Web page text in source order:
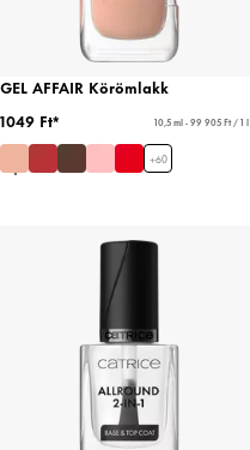
GEL AFFAIR Körömlakk
1049 Ft*
10,5 ml - 99 905 Ft / 1 l
+60